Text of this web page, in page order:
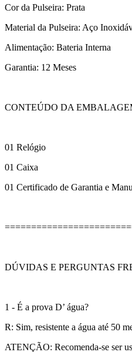
Cor da Pulseira: Prata
Material da Pulseira: Aço
Alimentação: Bateria Interna
Garantia: 12 Meses
CONTEÚDO DA
01 Relógio
01 Caixa
01 Certificado de Garantia e
DÚVIDAS E PERGUNTAS
1 - É a prova D’ água?
R: Sim, resistente a água até 50
ATENÇÃO: Recomenda-se ser